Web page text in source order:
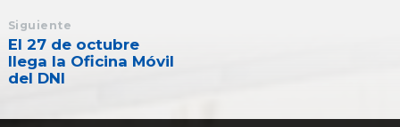
Siguiente
El 27 de octubre
llega la Oficina Móvil
del DNI